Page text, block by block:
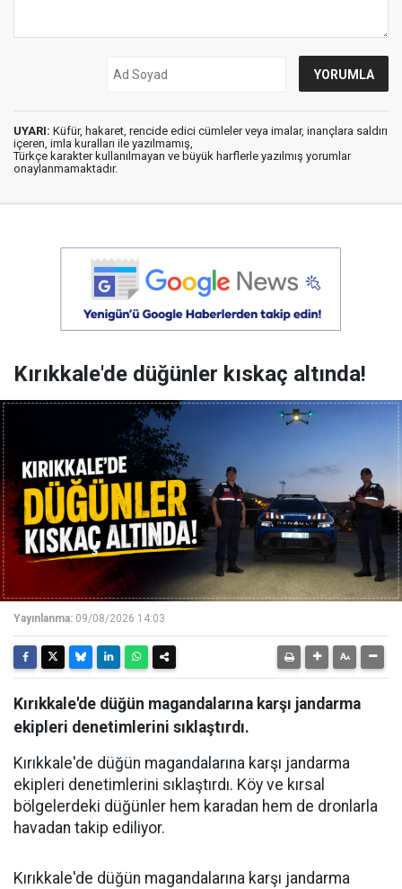
UYARI: Küfür, hakaret, rencide edici cümleler veya imalar, inançlara saldırı
içeren, imla kuralları ile yazılmamış,
Türkçe karakter kullanılmayan ve büyük harflerle yazılmış yorumlar
onaylanmamaktadır.
Kırıkkale'de düğünler kıskaç altında!
Yayınlanma: 09/08/2026 14:03
Kırıkkale'de düğün magandalarına karşı jandarma
ekipleri denetimlerini sıklaştırdı.
Kırıkkale'de düğün magandalarına karşı jandarma
ekipleri denetimlerini sıklaştırdı. Köy ve kırsal
bölgelerdeki düğünler hem karadan hem de dronlarla
havadan takip ediliyor.
Kırıkkale'de düğün magandalarına karşı jandarma